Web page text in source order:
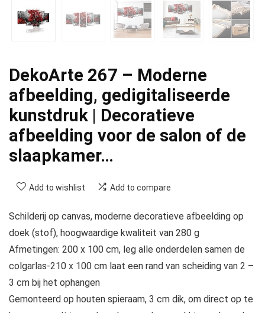
DekoArte 267 – Moderne
afbeelding, gedigitaliseerde
kunstdruk | Decoratieve
afbeelding voor de salon of de
slaapkamer…
Add to wishlist Add to compare
Schilderij op canvas, moderne decoratieve afbeelding op
doek (stof), hoogwaardige kwaliteit van 280 g
Afmetingen: 200 x 100 cm, leg alle onderdelen samen de
colgarlas-210 x 100 cm laat een rand van scheiding van 2 –
3 cm bij het ophangen
Gemonteerd op houten spieraam, 3 cm dik, om direct op te